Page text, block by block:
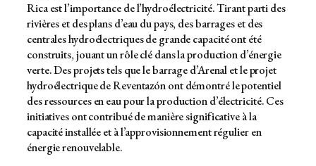
Rica est l’importance de l’hydroélectricité. Tirant parti des
rivières et des plans d’eau du pays, des barrages et des
centrales hydroélectriques de grande capacité ont été
construits, jouant un rôle clé dans la production d’énergie
verte. Des projets tels que le barrage d’Arenal et le projet
hydroélectrique de Reventazón ont démontré le potentiel
des ressources en eau pour la production d’électricité. Ces
initiatives ont contribué de manière significative à la
capacité installée et à l’approvisionnement régulier en
énergie renouvelable.